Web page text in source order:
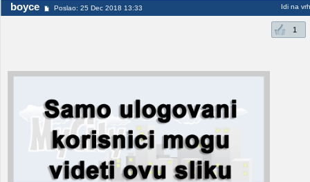
boyce Poslao: 25 Dec 2018 13:33 Idi na vrh
1